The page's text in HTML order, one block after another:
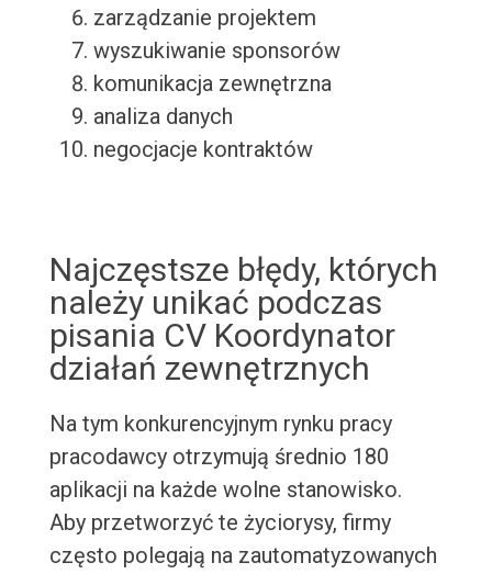
zarządzanie projektem
wyszukiwanie sponsorów
komunikacja zewnętrzna
analiza danych
negocjacje kontraktów
Najczęstsze błędy, których
należy unikać podczas
pisania CV Koordynator
działań zewnętrznych
Na tym konkurencyjnym rynku pracy
pracodawcy otrzymują średnio 180
aplikacji na każde wolne stanowisko.
Aby przetworzyć te życiorysy, firmy
często polegają na zautomatyzowanych